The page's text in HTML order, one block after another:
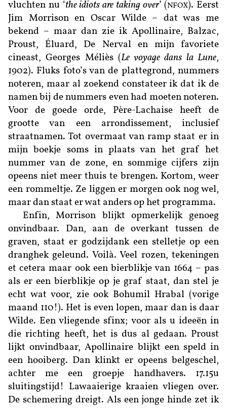
vluchten nu ‘the idiots are taking over’ ( NFOX). Eerst
Jim Morrison en Oscar Wilde – dat was me
bekend – maar dan zie ik Apollinaire, Balzac,
Proust, Éluard, De Nerval en mijn favoriete
cineast, Georges Méliès (Le voyage dans la Lune,
1902). Fluks foto’s van de plattegrond, nummers
noteren, maar al zoekend constateer ik dat ik de
namen bij de nummers even had moeten noteren.
Voor de goede orde, Père-Lachaise heeft de
grootte van een arrondissement, inclusief
straatnamen. Tot overmaat van ramp staat er in
mijn boekje soms in plaats van het graf het
nummer van de zone, en sommige cijfers zijn
opeens niet meer thuis te brengen. Kortom, weer
een rommeltje. Ze liggen er morgen ook nog wel,
maar dan staat er wat anders op het programma.
Enfin, Morrison blijkt opmerkelijk genoeg
onvindbaar. Dan, aan de overkant tussen de
graven, staat er godzijdank een stelletje op een
dranghek geleund. Voilà. Veel rozen, tekeningen
et cetera maar ook een bierblikje van 1664 – pas
als er een bierblikje op je graf staat, dan stel je
echt wat voor, zie ook Bohumil Hrabal (vorige
maand 110!). Het is even lopen, maar dan is daar
Wilde. Een vliegende sfinx; voor als u ideeën in
die richting heeft, het is dus al gedaan. Proust
lijkt onvindbaar, Apollinaire blijkt een speld in
een hooiberg. Dan klinkt er opeens belgeschel,
achter me een groepje handhavers. 17.15u
sluitingstijd! Lawaaierige kraaien vliegen over.
De schemering dreigt. Als een jonge hinde zet ik